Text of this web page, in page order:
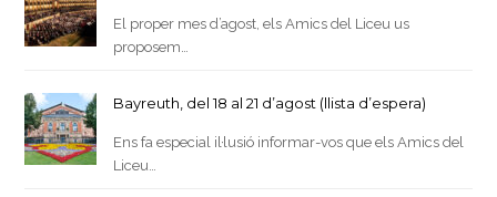
El proper mes d’agost, els Amics del Liceu us
proposem…
Bayreuth, del 18 al 21 d’agost (llista d’espera)
Ens fa especial il·lusió informar-vos que els Amics del
Liceu…